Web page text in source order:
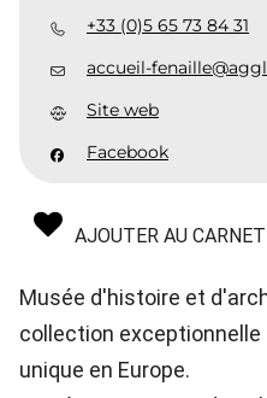
+33 (0)5 65 73 84 31
accueil-
Site web
Facebook
AJOUTER AU CARNET
Musée d'histoire et
collection
unique en Europe.